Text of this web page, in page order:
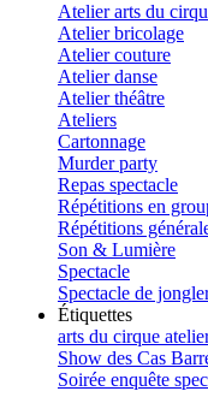
Atelier arts du
Atelier bricolage
Atelier couture
Atelier danse
Atelier théâtre
Ateliers
Cartonnage
Murder party
Repas spectacle
Répétitions en
Répétitions
Son & Lumière
Spectacle
Spectacle de
Étiquettes
arts du cirque
Show des Cas
Soirée enquête